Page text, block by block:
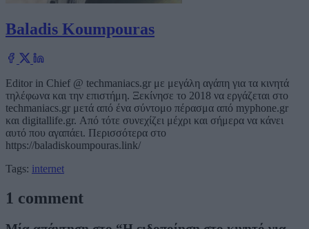
Baladis Koumpouras
Editor in Chief @ techmaniacs.gr με μεγάλη αγάπη για τα κινητά
τηλέφωνα και την επιστήμη. Ξεκίνησε το 2018 να εργάζεται στο
techmaniacs.gr μετά από ένα σύντομο πέρασμα από myphone.gr
και digitallife.gr. Από τότε συνεχίζει μέχρι και σήμερα να κάνει
αυτό που αγαπάει. Περισσότερα στο
https://baladiskoumpouras.link/
Tags: internet
1 comment